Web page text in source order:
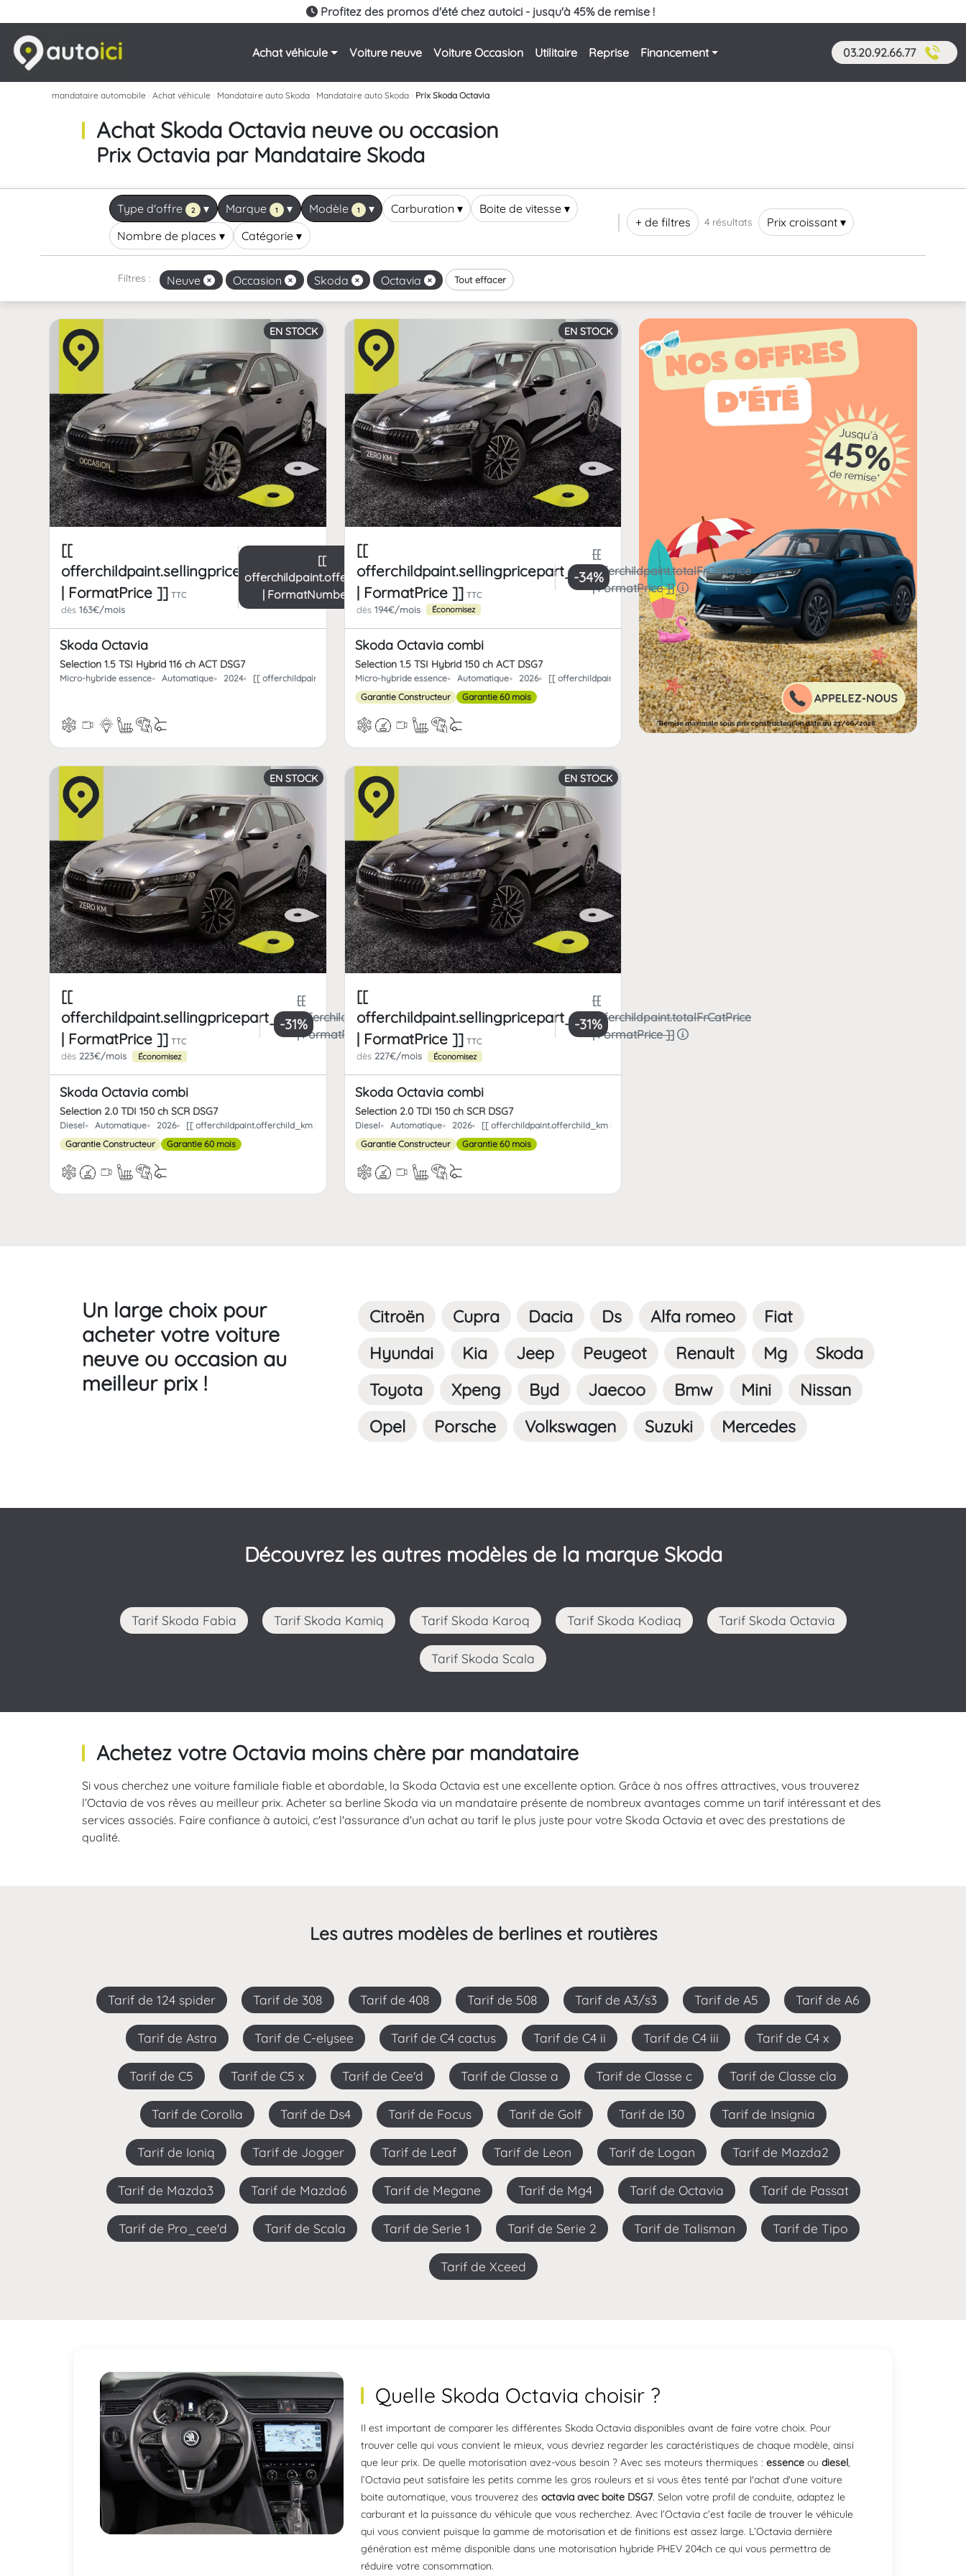
Profitez des promos d'été chez autoici - jusqu'à 45% de remise !
Achat véhicule Voiture neuve Voiture Occasion Utilitaire Reprise Financement 03.20.92.66.77
mandataire automobile › Achat véhicule › Mandataire auto Skoda › Mandataire auto Skoda › Prix Skoda Octavia
Achat Skoda Octavia neuve ou occasion
Prix Octavia par Mandataire Skoda
Type d'offre 2 ▾ Marque 1 ▾ Modèle 1 ▾ Carburation ▾ Boite de vitesse ▾
Nombre de places▾ Catégorie▾
+ de filtres 4 résultats Prix croissant ▾
Filtres : Neuve Occasion Skoda Octavia Tout effacer
EN STOCK
[[
offerchildpaint.sellingpricepart_ttc
| FormatPrice ]] TTC
dès 163€/mois
[[
offerchildpaint.offerchild_km
| FormatNumber ]] km
Skoda Octavia
Selection 1.5 TSI Hybrid 116 ch ACT DSG7
Micro-hybride essence Automatique 2024 [[ offerchildpaint.offerchild_km | FormatNumber ]] kms
EN STOCK
[[
offerchildpaint.sellingpricepart_ttc
| FormatPrice ]] TTC
[[
offerchildpaint.totalFrCatPrice
| FormatPrice ]]
dès 194€/mois Économisez
-34%
Skoda Octavia combi
Selection 1.5 TSI Hybrid 150 ch ACT DSG7
Micro-hybride essence Automatique 2026
[[ offerchildpaint.offerchild_km | FormatNumber ]] kms
Garantie Constructeur
Garantie 60 mois
EN STOCK
[[
offerchildpaint.sellingpricepart_ttc
| FormatPrice ]] TTC
[[
offerchildpaint.totalFrCatPrice
| FormatPrice ]]
dès 223€/mois Économisez
-31%
Skoda Octavia combi
Selection 2.0 TDI 150 ch SCR DSG7
Diesel Automatique 2026
[[ offerchildpaint.offerchild_km | FormatNumber ]] kms
Garantie Constructeur
Garantie 60 mois
EN STOCK
[[
offerchildpaint.sellingpricepart_ttc
| FormatPrice ]] TTC
[[
offerchildpaint.totalFrCatPrice
| FormatPrice ]]
dès 227€/mois Économisez
-31%
Skoda Octavia combi
Selection 2.0 TDI 150 ch SCR DSG7
Diesel Automatique 2026
[[ offerchildpaint.offerchild_km | FormatNumber ]] kms
Garantie Constructeur
Garantie 60 mois
Un large choix pour
acheter votre voiture
neuve ou occasion au
meilleur prix !
Citroën Cupra Dacia Ds Alfa romeo
Fiat
Hyundai
Kia Jeep Peugeot Renault Mg
Skoda
Toyota
Xpeng Byd Jaecoo Bmw Mini
Nissan
Opel
Porsche Volkswagen Suzuki Mercedes
Découvrez les autres modèles de la marque Skoda
Tarif Skoda Fabia Tarif Skoda Kamiq Tarif Skoda Karoq Tarif Skoda Kodiaq Tarif Skoda Octavia
Tarif Skoda Scala
Achetez votre Octavia moins chère par mandataire
Si vous cherchez une voiture familiale fiable et abordable, la Skoda Octavia est une excellente option. Grâce à nos offres attractives, vous trouverez
l’Octavia de vos rêves au meilleur prix. Acheter sa berline Skoda via un mandataire présente de nombreux avantages comme un tarif intéressant et des
services associés. Faire confiance à autoici, c'est l'assurance d'un achat au tarif le plus juste pour votre Skoda Octavia et avec des prestations de
qualité.
Les autres modèles de berlines et routières
Tarif de 124 spider Tarif de 308 Tarif de 408 Tarif de 508 Tarif de A3/s3 Tarif de A5 Tarif de A6
Tarif de Astra Tarif de C-elysee Tarif de C4 cactus Tarif de C4 ii Tarif de C4 iii Tarif de C4 x
Tarif de C5 Tarif de C5 x Tarif de Cee'd Tarif de Classe a Tarif de Classe c Tarif de Classe cla
Tarif de Corolla Tarif de Ds4 Tarif de Focus Tarif de Golf Tarif de I30 Tarif de Insignia
Tarif de Ioniq Tarif de Jogger Tarif de Leaf Tarif de Leon Tarif de Logan Tarif de Mazda2
Tarif de Mazda3 Tarif de Mazda6 Tarif de Megane Tarif de Mg4 Tarif de Octavia Tarif de Passat
Tarif de Pro_cee'd Tarif de Scala Tarif de Serie 1 Tarif de Serie 2 Tarif de Talisman Tarif de Tipo
Tarif de Xceed
Quelle Skoda Octavia choisir ?
Il est important de comparer les différentes Skoda Octavia disponibles avant de faire votre choix. Pour
trouver celle qui vous convient le mieux, vous devriez regarder les caractéristiques de chaque modèle, ainsi
que leur prix. De quelle motorisation avez-vous besoin ? Avec ses moteurs thermiques :essenceoudiesel,
l’Octavia peut satisfaire les petits comme les gros rouleurs et si vous êtes tenté par l'achat d'une voiture
boite automatique, vous trouverez desoctavia avec boite DSG7. Selon votre profil de conduite, adaptez le
carburant et la puissance du véhicule que vous recherchez. Avec l’Octavia c’est facile de trouver le véhicule
qui vous convient puisque la gamme de motorisation et de finitions est assez large. L’Octavia dernière
génération est même disponible dans une motorisation hybride PHEV 204ch ce qui vous permettra de
réduire votre consommation.